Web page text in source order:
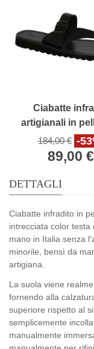
Ciabatte
artigianali in
con fibbia
184,00 € -
89,00 €
DETTAGLI
Ciabatte infradito in
intrecciata color testa
mano in Italia senza
minorile, bensì da
artigiana.
La suola viene
fornendo alla
superiore rispetto al
semplicemente
manualmente